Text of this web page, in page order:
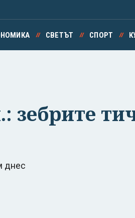
СВЕТЪТ СПОРТ
зебрите
днес